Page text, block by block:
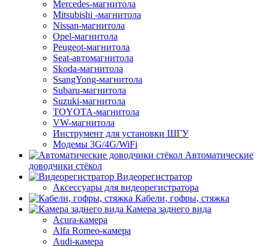
Mercedes-магнитола
Mitsubishi -магнитола
Nissan-магнитола
Opel-магнитола
Peugeot-магнитола
Seat-автомагнитола
Skoda-магнитола
SsangYong-магнитола
Subaru-магнитола
Suzuki-магнитола
TOYOTA-магнитола
VW-магнитола
Инструмент для установки ШГУ
Модемы 3G/4G/WiFi
Автоматические
доводчики стёкол
Видеорегистратор
Аксессуары для видеорегистратора
Кабели, гофры, стяжка
Камера заднего вида
Acura-камера
Alfa Romeo-камера
Audi-камера